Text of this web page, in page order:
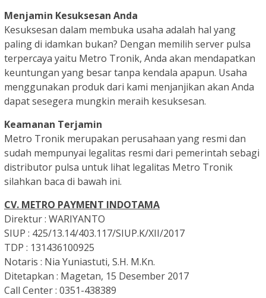
Menjamin Kesuksesan Anda
Kesuksesan dalam membuka usaha adalah hal yang
paling di idamkan bukan? Dengan memilih server pulsa
terpercaya yaitu Metro Tronik, Anda akan mendapatkan
keuntungan yang besar tanpa kendala apapun. Usaha
menggunakan produk dari kami menjanjikan akan Anda
dapat sesegera mungkin meraih kesuksesan.
Keamanan Terjamin
Metro Tronik merupakan perusahaan yang resmi dan
sudah mempunyai legalitas resmi dari pemerintah sebagi
distributor pulsa untuk lihat legalitas Metro Tronik
silahkan baca di bawah ini.
CV. METRO PAYMENT INDOTAMA
Direktur : WARIYANTO
SIUP : 425/13.14/403.117/SIUP.K/XII/2017
TDP : 131436100925
Notaris : Nia Yuniastuti, S.H. M.Kn.
Ditetapkan : Magetan, 15 Desember 2017
Call Center : 0351-438389